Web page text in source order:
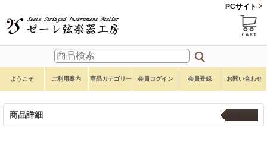
PCサイト
ようこそ ご利用案内 商品カテゴリー 会員ログイン 会員登録 お問い合わせ
商品詳細